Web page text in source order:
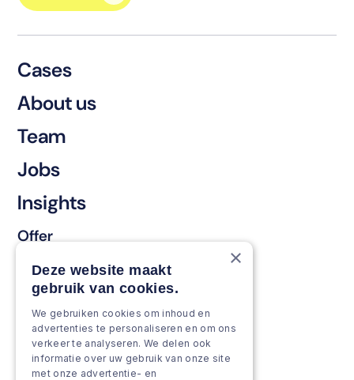
Cases
About us
Team
Jobs
Insights
Offer
Keep & renew
Strengthen & broaden
Grow & Innovate
Approach
×
Deze website maakt
gebruik van cookies.
We gebruiken cookies om inhoud en
advertenties te personaliseren en om ons
verkeer te analyseren. We delen ook
informatie over uw gebruik van onze site
met onze advertentie- en